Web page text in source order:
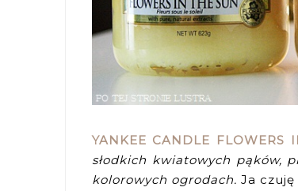
YANKEE CANDLE FLOWERS
słodkich kwiatowych pąków,
kolorowych ogrodach. Ja